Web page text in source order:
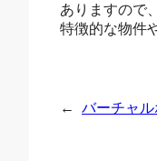
ありますので
特徴的な物件
← バーチャ